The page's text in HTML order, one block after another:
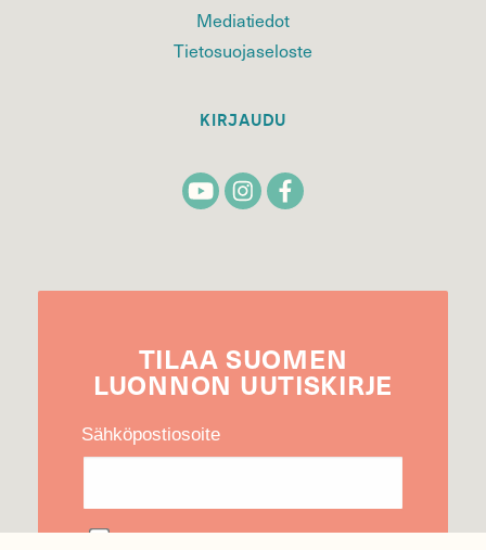
Mediatiedot
Tietosuojaseloste
KIRJAUDU
TILAA SUOMEN
LUONNON UUTIS­KIRJE
Sähköpostiosoite
Hyväksyn tietojeni käytön uutiskirjeen